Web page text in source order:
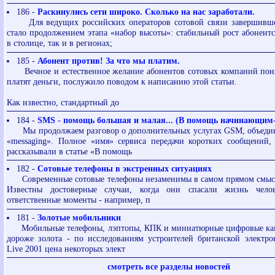
186 - Раскинулись сети широко. Сколько на нас заработали.
Для ведущих российских операторов сотовой связи
стало продолжением этапа «набор высоты»: стабильный рост
в столице, так и в регионах;
185 - Абонент против! За что мы платим.
Вечное и естественное желание абонентов сотовых компаний
платят деньги, послужило поводом к написанию этой статьи.
Как известно, стандартный до
184 - SMS - помощь большая и малая... (В помощь
Мы продолжаем разговор о дополнительных услугах GSM,
«messaging». Полное «имя» сервиса передачи коротких
рассказывали в статье «В помощь
182 - Сотовые телефоны в экстренных ситуациях
Современные сотовые телефоны незаменимы в самом прямом
Известны достоверные случаи, когда они спасали жизнь
ответственные моменты - например, п
181 - Золотые мобильники
Мобильные телефоны, лэптопы, КПК и миниатюрные цифровые
дороже золота - по исследованиям устроителей британской
Live 2001 цена некоторых элект
смотреть все разделы новостей